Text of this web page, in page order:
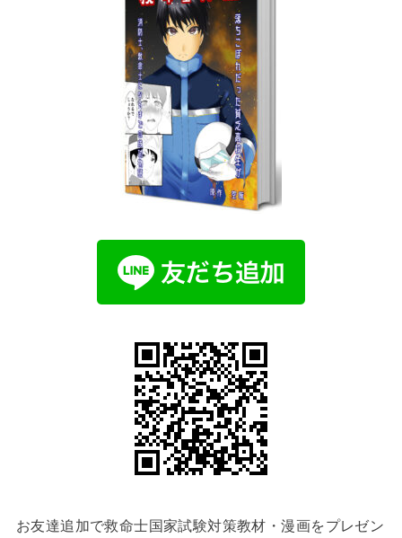
お友達追加で救命士国家試験対策教材・漫画をプレゼン